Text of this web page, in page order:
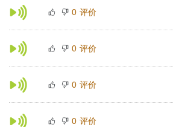
0 评价
0 评价
0 评价
0 评价